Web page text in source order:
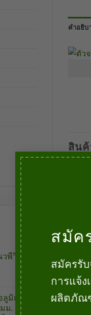
สมัค
สมัครรั
การแจ้ง
ผลิตภัณ
วพีวีซี
มิเนียม
ม.
คำอธิบ
สินค้
จบฝ้าพี
12มม.
35.00฿
หยิบ
ใช้กับ
ม. ยาว 2เมตร
ร้า